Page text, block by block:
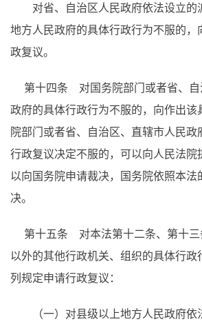
对省、自治区人民政府依法设立的
地方人民政府的具体行政行为不服的，
政复议。
第十四条 对国务院部门或者省、自
政府的具体行政行为不服的，向作出该
院部门或者省、自治区、直辖市人民
行政复议决定不服的，可以向人民法院
以向国务院申请裁决，国务院依照本法
决。
第十五条 对本法第十二条、第十三
以外的其他行政机关、组织的具体行政
列规定申请行政复议：
（一）对县级以上地方人民政府依